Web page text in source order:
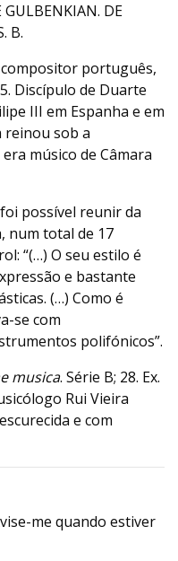
GULBENKIAN. DE
B.
português,
Discípulo de Duarte
III em Espanha e em
reinou sob a
músico de Câmara
possível reunir da
num total de 17
“(…) O seu estilo é
e bastante
(…) Como é
se com
polifónicos”.
musica. Série B; 28. Ex.
Rui Vieira
e com
me quando estiver